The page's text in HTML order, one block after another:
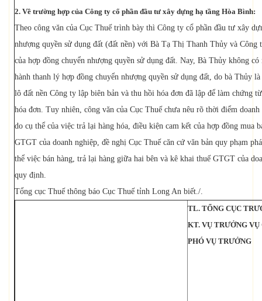
2. Về trường hợp của Công ty cổ phần đầu tư xây dựng hạ tầng Hòa Bình:
Theo công văn của Cục Thuế trình bày thì Công ty cổ phần đầu tư xây
nhượng quyền sử dụng đất (đất nền) với Bà Tạ Thị Thanh Thủy và Công
của hợp đồng chuyển nhượng quyền sử dụng đất. Nay, Bà Thủy không
hành thanh lý hợp đồng chuyển nhượng quyền sử dụng đất, do bà Thủy
lô đất nền Công ty lập biên bản và thu hồi hóa đơn đã lập để làm chứng
hóa đơn. Tuy nhiên, công văn của Cục Thuế chưa nêu rõ thời điểm
do cụ thể của việc trả lại hàng hóa, điều kiện cam kết của hợp đồng mua
GTGT của doanh nghiệp, đề nghị Cục Thuế căn cứ văn bản quy phạm
thể việc bán hàng, trả lại hàng giữa hai bên và kê khai thuế GTGT của
quy định.
Tổng cục Thuế thông báo Cục Thuế tỉnh Long An biết./.
TL. TỔNG CỤC
KT. VỤ TRƯỞNG
PHÓ VỤ TRƯỞNG